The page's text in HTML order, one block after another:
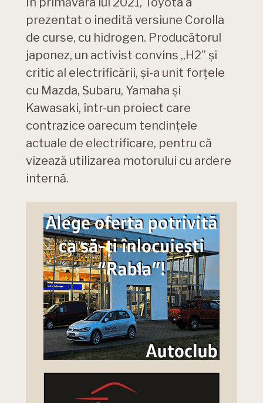
prezentat o inedită versiune Corolla
de curse, cu hidrogen. Producătorul
japonez, un activist convins „H2” și
critic al electrificării, și-a unit forțele
cu Mazda, Subaru, Yamaha și
Kawasaki, într-un proiect care
contrazice oarecum tendințele
actuale de electrificare, pentru că
vizează utilizarea motorului cu ardere
internă.